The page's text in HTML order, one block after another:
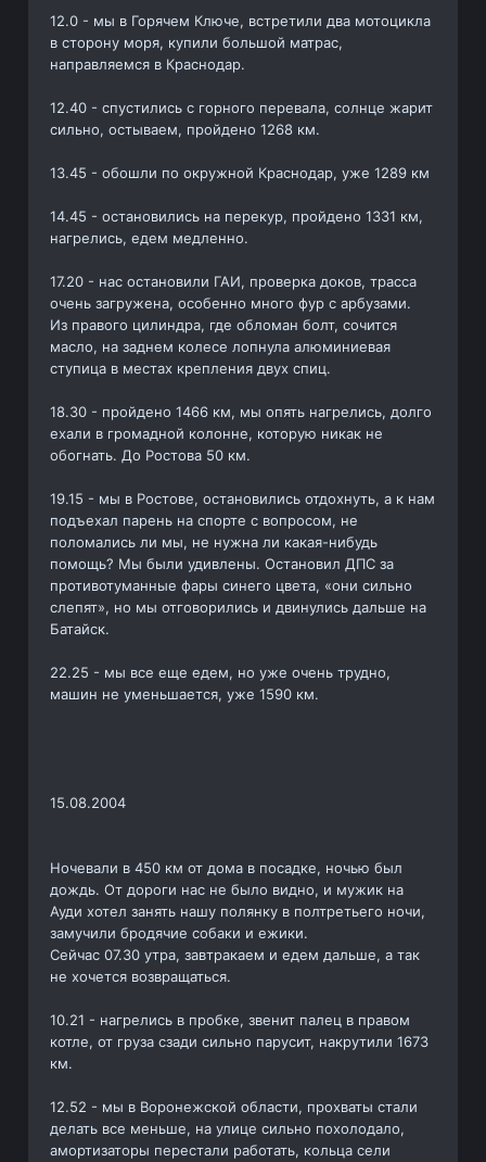
12.0 - мы в Горячем Ключе, встретили два мотоцикла
в сторону моря, купили большой матрас,
направляемся в Краснодар.
12.40 - спустились с горного перевала, солнце жарит
сильно, остываем, пройдено 1268 км.
13.45 - обошли по окружной Краснодар, уже 1289 км
14.45 - остановились на перекур, пройдено 1331 км,
нагрелись, едем медленно.
17.20 - нас остановили ГАИ, проверка доков, трасса
очень загружена, особенно много фур с арбузами.
Из правого цилиндра, где обломан болт, сочится
масло, на заднем колесе лопнула алюминиевая
ступица в местах крепления двух спиц.
18.30 - пройдено 1466 км, мы опять нагрелись, долго
ехали в громадной колонне, которую никак не
обогнать. До Ростова 50 км.
19.15 - мы в Ростове, остановились отдохнуть, а к нам
подъехал парень на спорте с вопросом, не
поломались ли мы, не нужна ли какая-нибудь
помощь? Мы были удивлены. Остановил ДПС за
противотуманные фары синего цвета, «они сильно
слепят», но мы отговорились и двинулись дальше на
Батайск.
22.25 - мы все еще едем, но уже очень трудно,
машин не уменьшается, уже 1590 км.
15.08.2004
Ночевали в 450 км от дома в посадке, ночью был
дождь. От дороги нас не было видно, и мужик на
Ауди хотел занять нашу полянку в полтретьего ночи,
замучили бродячие собаки и ежики.
Сейчас 07.30 утра, завтракаем и едем дальше, а так
не хочется возвращаться.
10.21 - нагрелись в пробке, звенит палец в правом
котле, от груза сзади сильно парусит, накрутили 1673
км.
12.52 - мы в Воронежской области, прохваты стали
делать все меньше, на улице сильно похолодало,
амортизаторы перестали работать, кольца сели